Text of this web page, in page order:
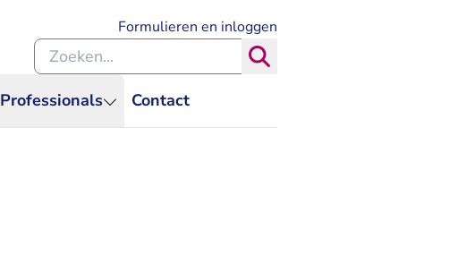
Professionals Contact
Formulieren en inloggen
Zoeken binnen de Rechtspraak